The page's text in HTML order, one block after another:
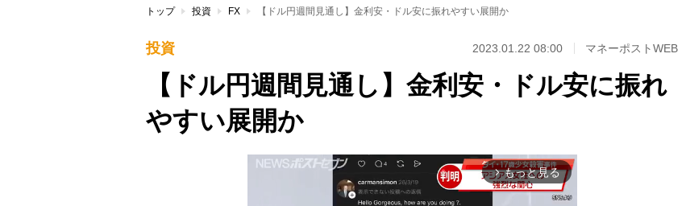
トップ 投資 FX 【ドル円週間見通し】金利安・ドル安に振れやすい展開か
投資 2023.01.22 08:00 マネーポストWEB
【ドル円週間見通し】金利安・ドル安に振れ
やすい展開か
arrow_forward_ios もっと見る